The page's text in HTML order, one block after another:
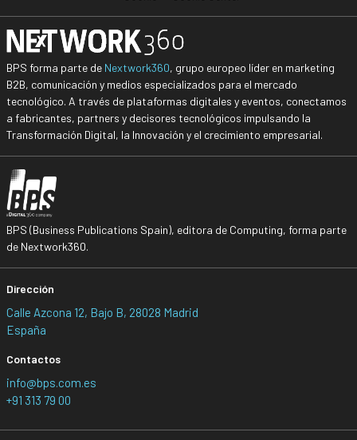
BPS forma parte de Nextwork360, grupo europeo líder en marketing
B2B, comunicación y medios especializados para el mercado
tecnológico. A través de plataformas digitales y eventos, conectamos
a fabricantes, partners y decisores tecnológicos impulsando la
Transformación Digital, la Innovación y el crecimiento empresarial.
BPS (Business Publications Spain), editora de Computing, forma parte
de Nextwork360.
Dirección
Calle Azcona 12, Bajo B, 28028 Madrid
España
Contactos
info@bps.com.es
+91 313 79 00